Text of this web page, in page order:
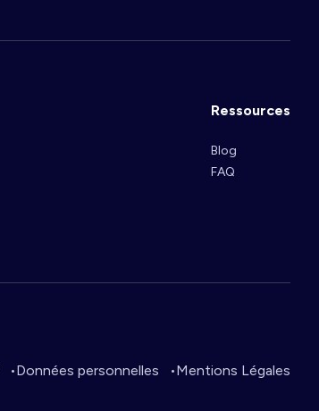
Ressources
Blog
FAQ
Données personnelles Mentions Légales